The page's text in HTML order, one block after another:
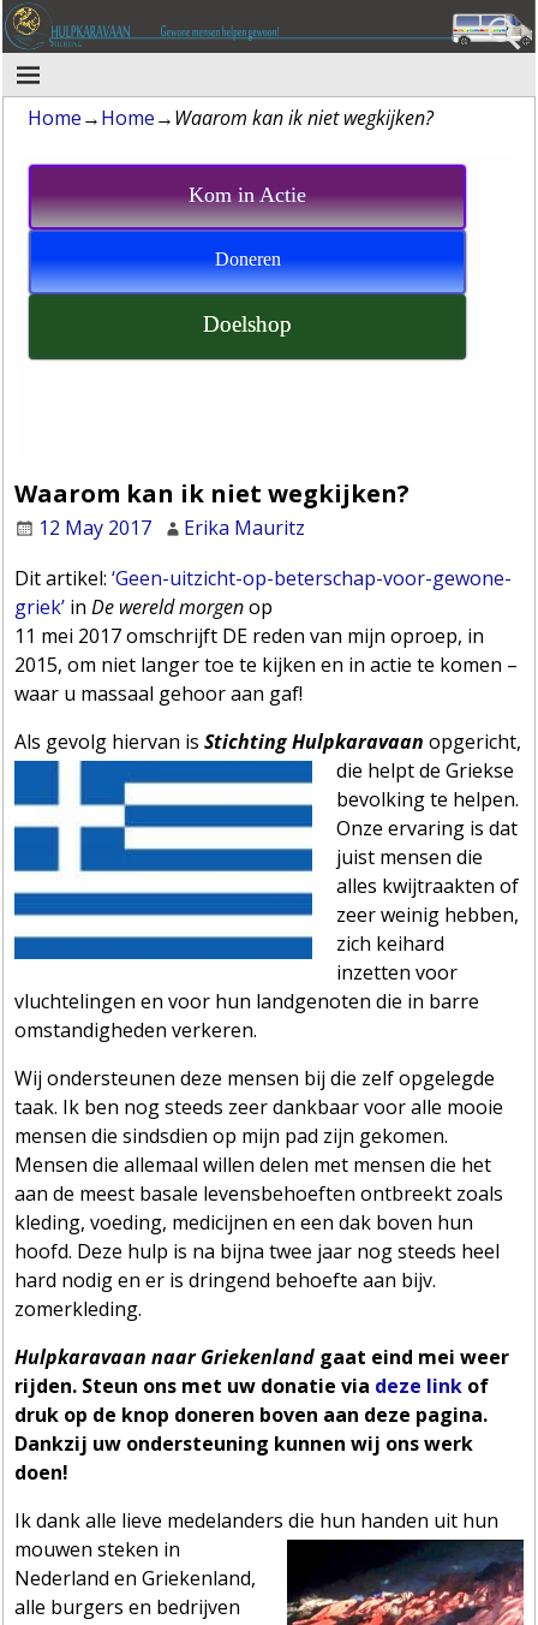
Home→Home→Waarom kan ik niet wegkijken?
Kom in Actie
Doneren
Doelshop
Waarom kan ik niet wegkijken?
12 May 2017
Erika Mauritz
Dit artikel:‘Geen-uitzicht-op-beterschap-voor-gewone-
griek’ inDe wereld morgenop
11 mei 2017omschrijft DE reden van mijn oproep, in
2015, om niet langer toe te kijken en in actie te komen –
waar u massaal gehoor aan gaf!
Als gevolg hiervan isStichtingHulpkaravaan opgericht,
die helpt de Griekse
bevolking te helpen.
Onze ervaring is dat
juist mensen die
alles kwijtraakten of
zeer weinig hebben,
zich keihard
inzetten voor
vluchtelingen en voor hun landgenoten die in barre
omstandigheden verkeren.
Wij ondersteunen deze mensen bij die zelf opgelegde
taak. Ik ben nog steeds zeer dankbaar voor alle mooie
mensen die sindsdien op mijn pad zijn gekomen.
Mensen die allemaal willen delen met mensen die het
aan de meest basale levensbehoeften ontbreekt zoals
kleding, voeding, medicijnen en een dak boven hun
hoofd. Deze hulp is na bijna twee jaar nog steeds heel
hard nodig en er is dringend behoefte aan bijv.
zomerkleding.
Hulpkaravaan naar Griekenland gaat eind mei weer
rijden. Steun ons met uw donatie via deze link of
druk op de knop doneren boven aan deze pagina.
Dankzij uw ondersteuning kunnen wij ons werk
doen!
Ik dank alle lieve medelanders die hun handen uit hun
mouwen steken in
Nederland en Griekenland,
alle burgers en bedrijven